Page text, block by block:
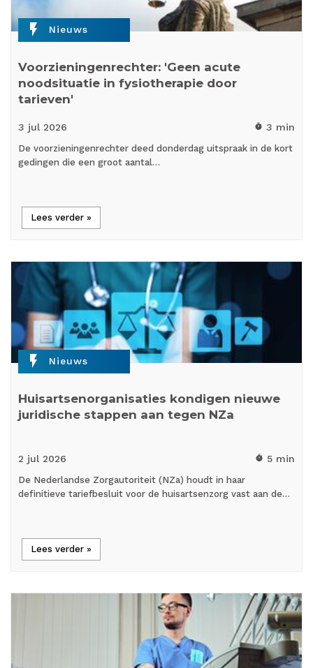
flash_on Nieuws
Voorzieningenrechter: 'Geen acute
noodsituatie in fysiotherapie door
tarieven'
3 jul 2026 timer 3 min
De voorzieningenrechter deed donderdag uitspraak in de kort
gedingen die een groot aantal…
Lees verder »
flash_on Nieuws
Huisartsenorganisaties kondigen nieuwe
juridische stappen aan tegen NZa
2 jul 2026 timer 5 min
De Nederlandse Zorgautoriteit (NZa) houdt in haar
definitieve tariefbesluit voor de huisartsenzorg vast aan de…
Lees verder »